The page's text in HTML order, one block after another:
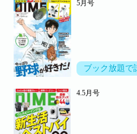
5月号
ブック放題で
4.5月号